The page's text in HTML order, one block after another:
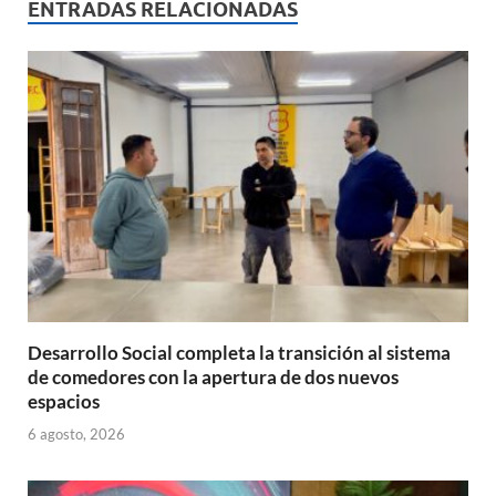
s
A
p
p
b
o
o
p
ar
ti
r
ENTRADAS RELACIONADAS
Desarrollo Social completa la transición al sistema
de comedores con la apertura de dos nuevos
espacios
6 agosto, 2026